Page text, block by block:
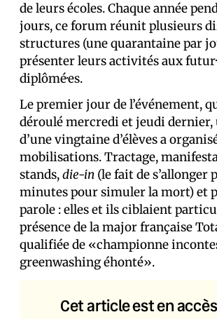
de leurs écoles. Chaque année
jours, ce forum réunit plusieurs
structures (une quarantaine par
présenter leurs activités aux
diplômé·es.
Le premier jour de l’événement,
déroulé mercredi et jeudi dernier,
d’une vingtaine d’élèves a
mobilisations. Tractage,
stands,die-in (le fait de s’allonger
minutes pour simuler la mort) et
parole : elles et ils ciblaient
présence de la major française
qualifiée de «championne
greenwashing éhonté».
Cet article est en